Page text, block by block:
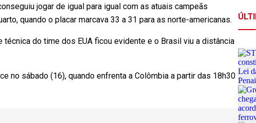
jogar de igual para igual com as atuais campeãs
quando o placar marcava 33 a 31 para as norte-americanas.
do time dos EUA ficou evidente e o Brasil viu a distância
no sábado (16), quando enfrenta a Colômbia a partir das 18h30